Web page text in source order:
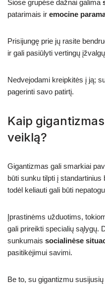
Šiose grupėse dažnai galima
patarimais ir emocine
Prisijungę prie jų rasite
ir gali pasiūlyti vertingų
Nedvejodami kreipkitės į ją;
pagerinti savo patirtį.
Kaip
veiklą?
Gigantizmas gali smarkiai
būti sunku tilpti į
todėl keliauti gali būti
Įprastinėms užduotims,
gali prireikti specialių sąlygų.
sunkumais socialinėse
pasitikėjimui savimi.
Be to, su gigantizmu susijusių